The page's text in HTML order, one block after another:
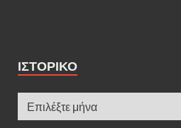
ΙΣΤΟΡΙΚΌ